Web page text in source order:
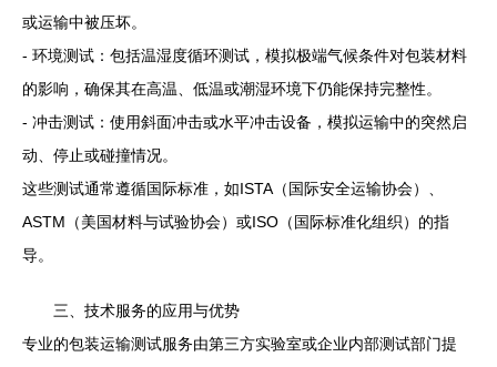
或运输中被压坏。
- 环境测试：包括温湿度循环测试，模拟极端气候条件对包装材料
的影响，确保其在高温、低温或潮湿环境下仍能保持完整性。
- 冲击测试：使用斜面冲击或水平冲击设备，模拟运输中的突然启
动、停止或碰撞情况。
这些测试通常遵循国际标准，如ISTA（国际安全运输协会）、
ASTM（美国材料与试验协会）或ISO（国际标准化组织）的指
导。
三、技术服务的应用与优势
专业的包装运输测试服务由第三方实验室或企业内部测试部门提